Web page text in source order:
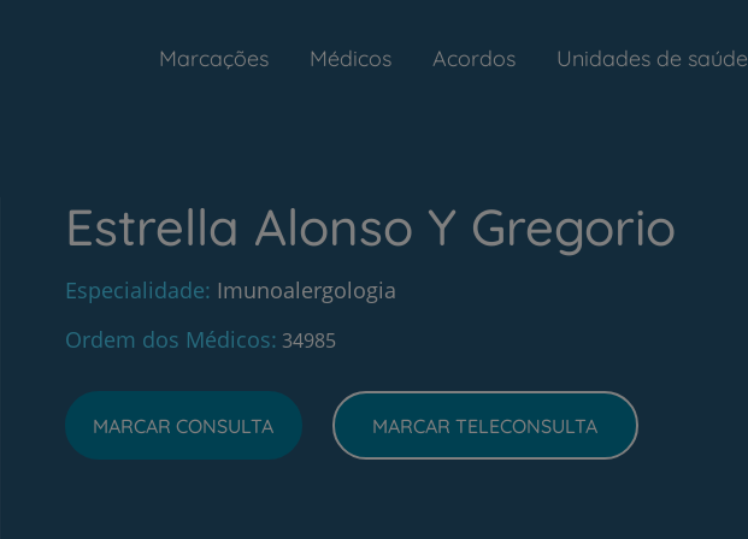
Marcações Médicos Acordos Unidades de saúde
Estrella Alonso Y Gregorio
Especialidade Imunoalergologia
Ordem dos Médicos 34985
MARCAR CONSULTA MARCAR TELECONSULTA